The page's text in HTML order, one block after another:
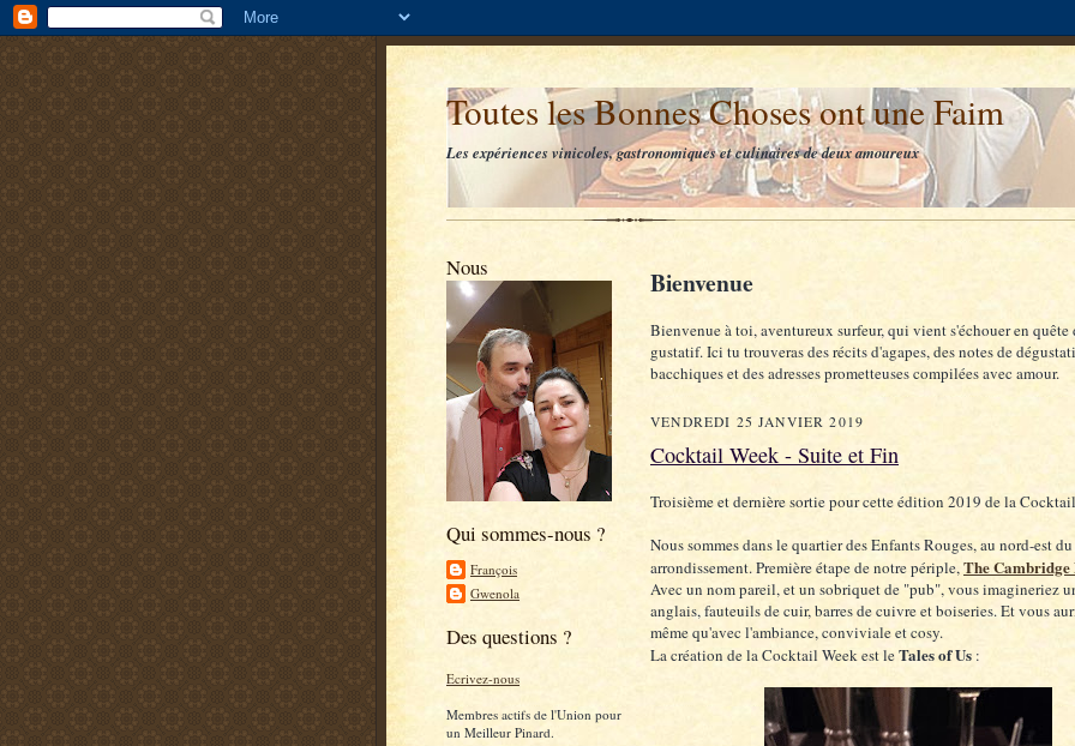
Toutes les Bonnes Choses ont une Faim
Les expériences vinicoles, gastronomiques et culinaires de deux amoureux
Nous
Qui sommes-nous ?
François
Gwenola
Des questions ?
Ecrivez-nous
Membres actifs de l'Union pour
un Meilleur Pinard.
Bienvenue
Bienvenue à toi, aventureux surfeur, qui vient s'échouer en quête
gustatif. Ici tu trouveras des récits d'agapes, des notes de
bacchiques et des adresses prometteuses compilées avec amour.
VENDREDI 25 JANVIER 2019
Cocktail Week - Suite et Fin
Troisième et dernière sortie pour cette édition 2019 de la
Nous sommes dans le quartier des Enfants Rouges, au nord-est
arrondissement. Première étape de notre périple,The Cambridge
Avec un nom pareil, et un sobriquet de "pub", vous imagineriez
anglais, fauteuils de cuir, barres de cuivre et boiseries. Et vous
même qu'avec l'ambiance, conviviale et cosy.
La création de la Cocktail Week est leTales of Us :